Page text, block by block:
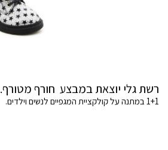
רשת גלי יוצאת במבצע חורף מטורף.
1+1 במתנה על קולקציית המגפיים לנשים וילדים.